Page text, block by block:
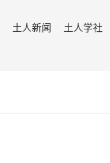
土人新闻 土人学社